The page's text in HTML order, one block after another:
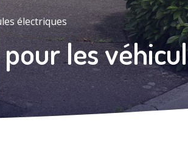
Je
Mes
électriques
les
de confidentialités.*
Je m'inscris